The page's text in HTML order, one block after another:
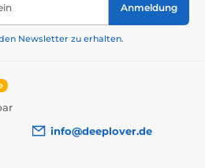
Anmeldung
Newsletter zu erhalten.
info@deeplover.de